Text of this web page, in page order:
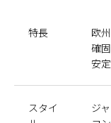
特長
欧
確
安
スタイ
ジ